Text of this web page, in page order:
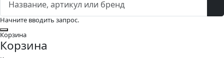
Начните вводить запрос.
Закрыть
Корзина
Корзина